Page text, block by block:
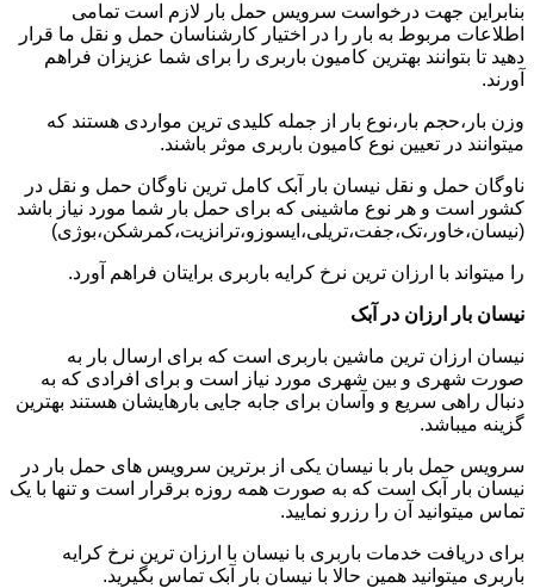
بنابراین جهت درخواست سرویس حمل بار لازم است تمامی
اطلاعات مربوط به بار را در اختیار کارشناسان حمل و نقل ما قرار
دهید تا بتوانند بهترین کامیون باربری را برای شما عزیزان فراهم
آورند.
وزن بار،حجم بار،نوع بار از جمله کلیدی ترین مواردی هستند که
میتوانند در تعیین نوع کامیون باربری موثر باشند.
ناوگان حمل و نقل نیسان بار آبک کامل ترین ناوگان حمل و نقل در
کشور است و هر نوع ماشینی که برای حمل بار شما مورد نیاز باشد
(نیسان،خاور،تک،جفت،تریلی،ایسوزو،ترانزیت،کمرشکن،بوژی)
را میتواند با ارزان ترین نرخ کرایه باربری برایتان فراهم آورد.
نیسان بار ارزان در آبک
نیسان ارزان ترین ماشین باربری است که برای ارسال بار به
صورت شهری و بین شهری مورد نیاز است و برای افرادی که به
دنبال راهی سریع و وآسان برای جابه جایی بارهایشان هستند بهترین
گزینه میباشد.
سرویس حمل بار با نیسان یکی از برترین سرویس های حمل بار در
نیسان بار آبک است که به صورت همه روزه برقرار است و تنها با یک
تماس میتوانید آن را رزرو نمایید.
برای دریافت خدمات باربری با نیسان با ارزان ترین نرخ کرایه
باربری میتوانید همین حالا با نیسان بار آبک تماس بگیرید.